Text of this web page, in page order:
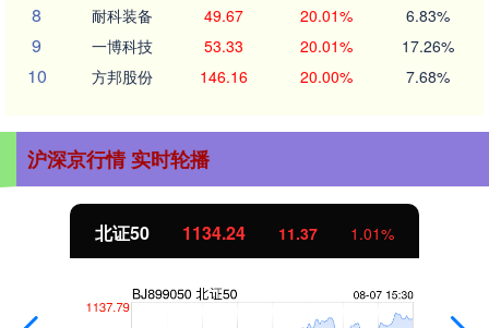
8 耐科装备 49.67 20.01% 6.83%
9 一博科技 53.33 20.01% 17.26%
10 方邦股份 146.16 20.00% 7.68%
沪深京行情 实时轮播
北证50 1134.24 11.37 1.01%